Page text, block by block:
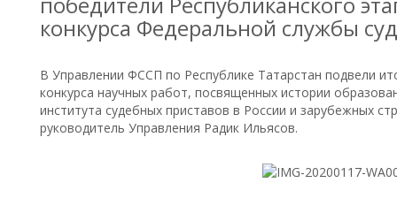
конкурса Федеральной службы
В Управлении ФССП по Республике Татарстан подвели
конкурса научных работ, посвященных истории
института судебных приставов в России и зарубежных
руководитель Управления Радик Ильясов.